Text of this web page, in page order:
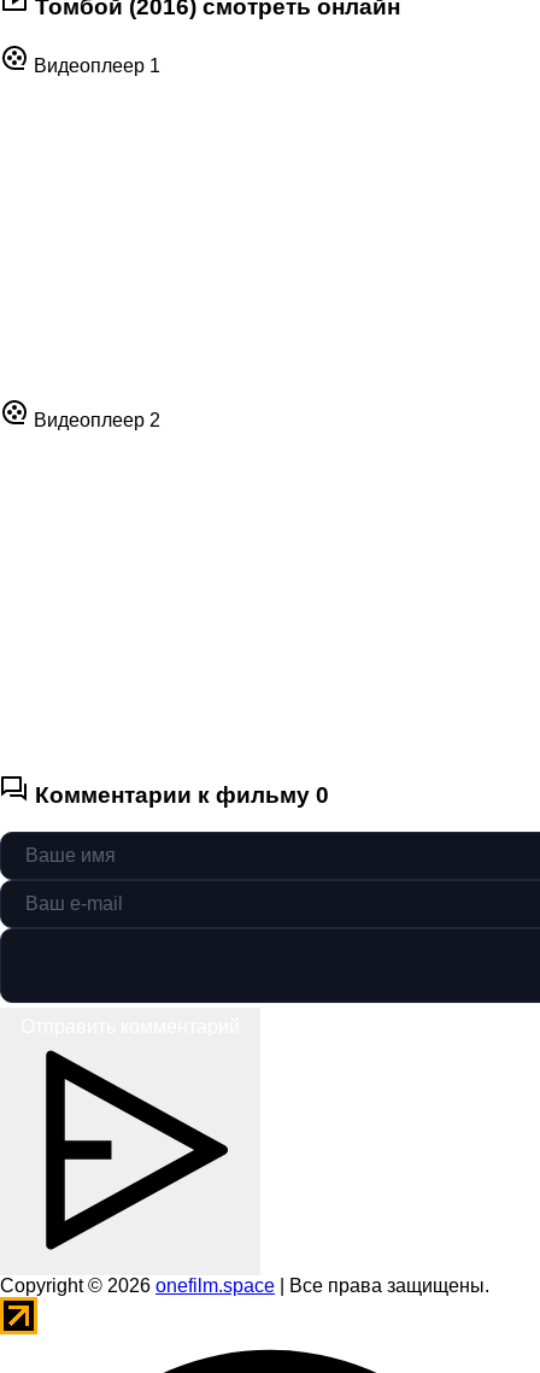
Томбой (2016) смотреть онлайн
Видеоплеер 1
Видеоплеер 2
Комментарии к фильму 0
Copyright © 2026 onefilm.space | Все права защищены.